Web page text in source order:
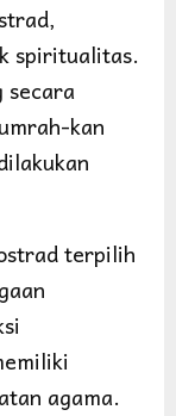
spiritualitas.
secara
kan
terpilih
agama.